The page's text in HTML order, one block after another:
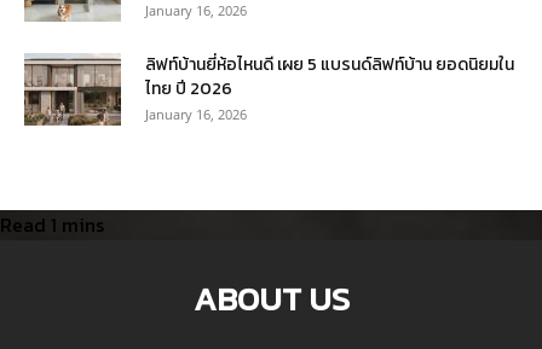
January 16, 2026
ลิฟท์บ้านยี่ห้อไหนดี เผย 5 แบรนด์ลิฟท์บ้าน ยอดนิยมใน
ไทย ปี 2026
January 16, 2026
ABOUT US